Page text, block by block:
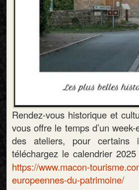
Rendez-vous historique et
vous offre le temps d’un
des ateliers, pour certains
téléchargez le calendrier
https://www.macon-
europeennes-du-patrimoine/